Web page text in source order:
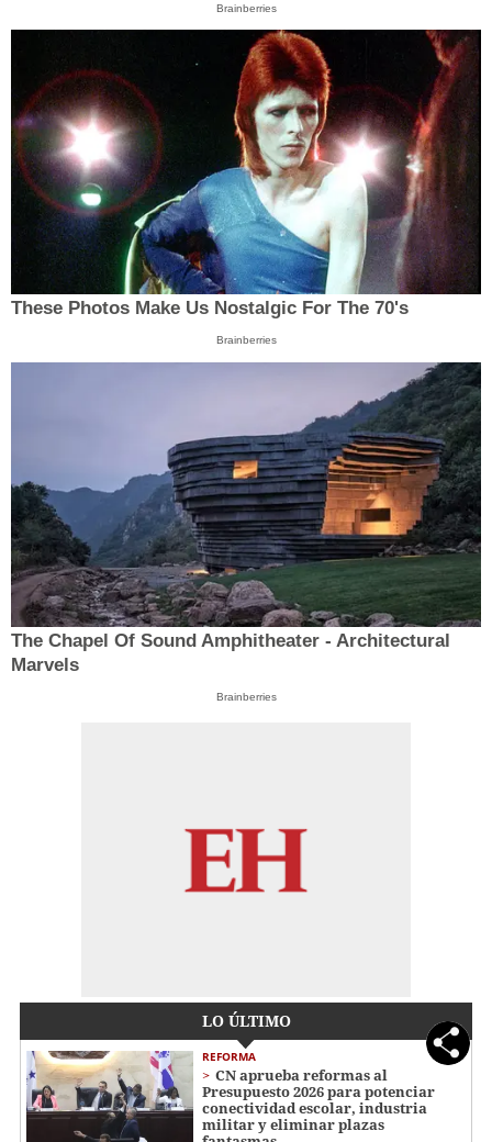
Brainberries
These Photos Make Us Nostalgic For The 70's
Brainberries
The Chapel Of Sound Amphitheater - Architectural
Marvels
Brainberries
LO ÚLTIMO
REFORMA
CN aprueba reformas al
Presupuesto 2026 para potenciar
conectividad escolar, industria
militar y eliminar plazas